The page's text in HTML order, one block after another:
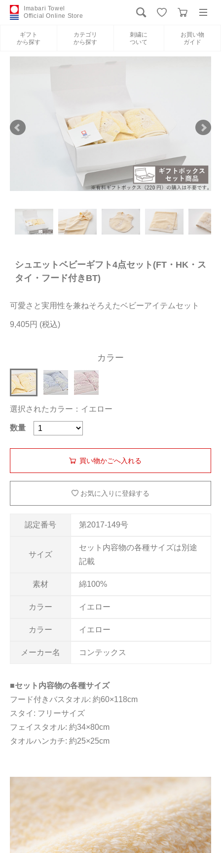
Imabari Towel
Official Online Store
ギフト
から探す
カテゴリ
から探す
刺繍に
ついて
お買い物
ガイド
新規会員登録
当サイトについて
店舗リスト
ヘルプ
お問い合わせ
シュエットベビーギフト4点セット(FT・HK・ス
タイ・フード付きBT)
可愛さと実用性を兼ねそろえたベビーアイテムセット
9,405円
認定番号 第2017-149号
サイズ
セット内容物の各種サイズは別途
記載
素材 綿100%
カラー イエロー
カラー イエロー
メーカー名 コンテックス
カラー
選択されたカラー：イエロー
数量
お気に入りに登録する
■セット内容物の各種サイズ
フード付きバスタオル: 約60×118cm
スタイ: フリーサイズ
フェイスタオル: 約34×80cm
タオルハンカチ: 約25×25cm